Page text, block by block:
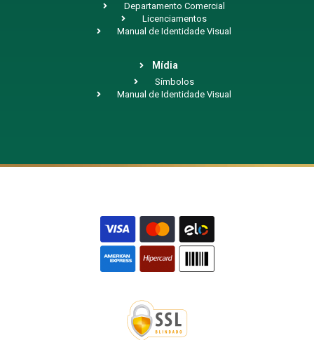
Departamento Comercial
Licenciamentos
Manual de Identidade Visual
Mídia
Símbolos
Manual de Identidade Visual